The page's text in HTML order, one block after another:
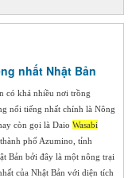
nhất Nhật Bản
có khá nhiều nơi trồng
nổi tiếng nhất chính là Nông
còn gọi là Daio Wasabi
phố Azumino, tỉnh
Bản bởi đây là một nông trại
của Nhật Bản với diện tích